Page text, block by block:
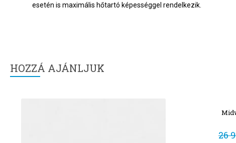
esetén is maximális hőtartó képességgel rendelkezik.
HOZZÁ AJÁNLJUK